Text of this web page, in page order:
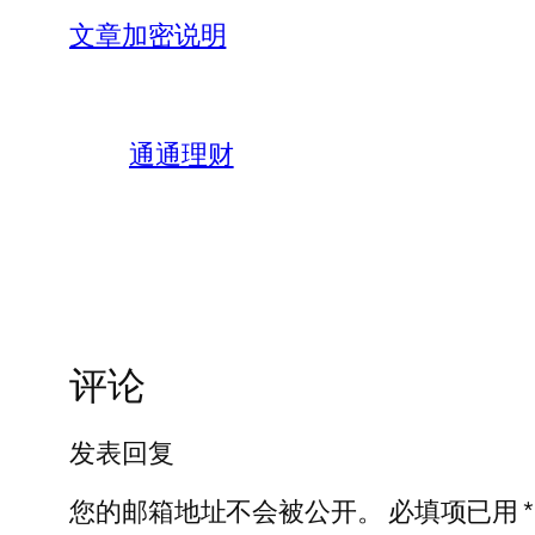
文章加密说明
通通理财
评论
发表回复
您的邮箱地址不会被公开。
必填项已用*